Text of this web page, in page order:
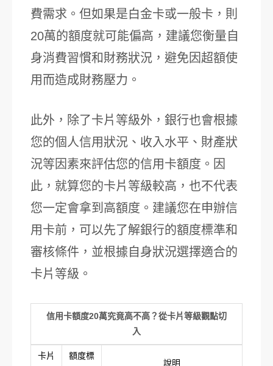
費需求。但如果是白金卡或一般卡，則
20萬的額度就可能偏高，建議您衡量自
身消費習慣和財務狀況，避免因超額使
用而造成財務壓力。
此外，除了卡片等級外，銀行也會根據
您的個人信用狀況、收入水平、財產狀
況等因素來評估您的信用卡額度。因
此，就算您的卡片等級較高，也不代表
您一定會拿到高額度。建議您在申辦信
用卡前，可以先了解銀行的額度標準和
審核條件，並根據自身狀況選擇適合的
卡片等級。
信用卡額度20萬究竟高不高？從卡片等級觀點切
入
卡片
額度標
說明